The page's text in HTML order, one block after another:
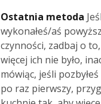
Ostatnia metoda
wykonałeś/aś
czynności, zadbaj o
więcej ich nie było,
mówiąc, jeśli
po raz pierwszy,